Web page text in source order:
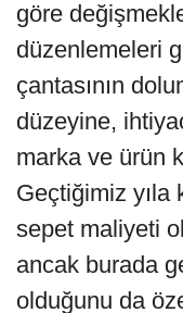
göre
düzenlemeleri
çantasının
düzeyine,
marka ve ürün
Geçtiğimiz yıla
sepet maliyeti
ancak burada
olduğunu da